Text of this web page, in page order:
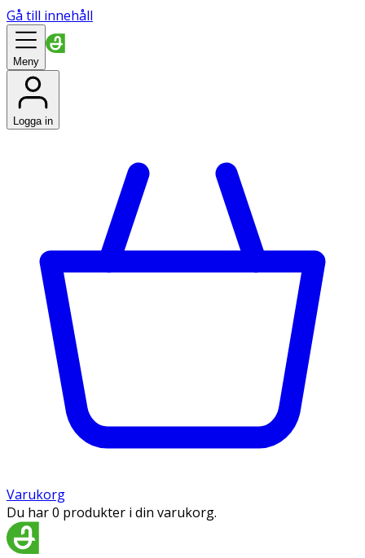
Gå till innehåll
Meny
Logga in
Varukorg
Du har 0 produkter i din varukorg.